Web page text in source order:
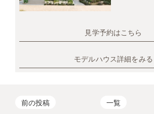
見学予約はこちら
モデルハウス詳細をみる
前の投稿 一覧